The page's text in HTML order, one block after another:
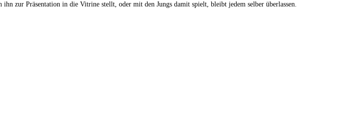
zur Präsentation in die Vitrine stellt, oder mit den Jungs damit spielt, bleibt jedem selber überlassen.